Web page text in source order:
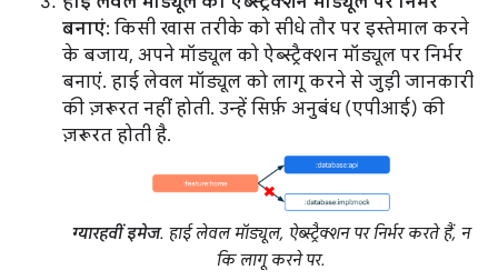
बनाएं: किसी खास तरीके को सीधे तौर पर इस्तेमाल करने
के बजाय, अपने मॉड्यूल को ऐब्स्ट्रैक्शन मॉड्यूल पर निर्भर
बनाएं. हाई लेवल मॉड्यूल को लागू करने से जुड़ी जानकारी
की ज़रूरत नहीं होती. उन्हें सिर्फ़ अनुबंध (एपीआई) की
ज़रूरत होती है.
ग्यारहवीं इमेज. हाई लेवल मॉड्यूल, ऐब्स्ट्रैक्शन पर निर्भर करते हैं, न
कि लागू करने पर.